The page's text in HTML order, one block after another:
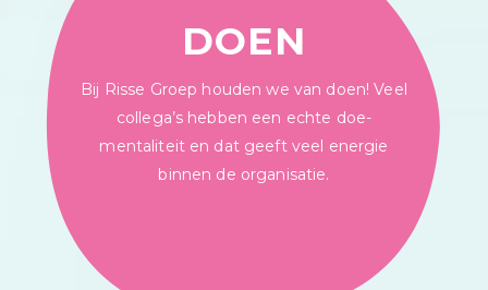
DOEN
Bij Risse Groep houden we van doen! Veel
collega’s hebben een echte doe-
mentaliteit en dat geeft veel energie
binnen de organisatie.